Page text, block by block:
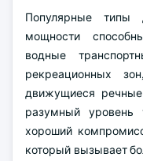
Популярные типы
мощности
водные
рекреационных
движущиеся речные
разумный уровень
хороший
который вызывает